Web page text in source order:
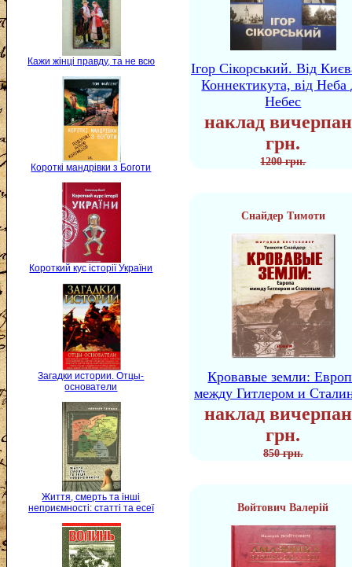
Кажи жінці правду, та не всю
Короткі мандрівки з Боготи
Короткий кус історії України
Загадки истории. Отцы-
основатели
Життя, смерть та інші
неприємності: статті та есеї
Ігор Сікорський. Від
Коннектикута, від Неба
Небес
наклад
грн.
1200 грн.
Снайдер Тимоти
Кровавые земли:
между Гитлером и
наклад
грн.
850 грн.
Войтович Валерій